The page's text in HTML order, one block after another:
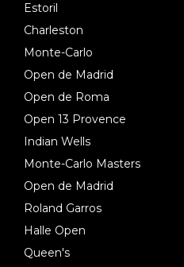
Estoril
Charleston
Monte-Carlo
Open de Madrid
Open de Roma
Open 13 Provence
Indian Wells
Monte-Carlo Masters
Open de Madrid
Roland Garros
Halle Open
Queen's